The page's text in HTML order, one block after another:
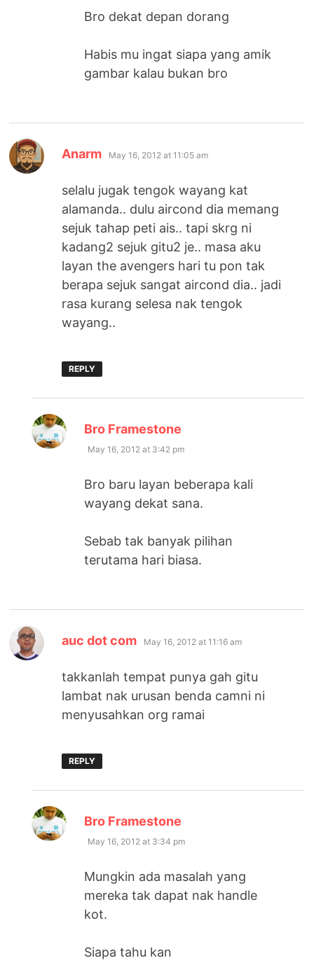
Bro dekat depan dorang
Habis mu ingat siapa yang amik
gambar kalau bukan bro
Anarm says:
May 16, 2012 at 11:05 am
selalu jugak tengok wayang kat
alamanda.. dulu aircond dia memang
sejuk tahap peti ais.. tapi skrg ni
kadang2 sejuk gitu2 je.. masa aku
layan the avengers hari tu pon tak
berapa sejuk sangat aircond dia.. jadi
rasa kurang selesa nak tengok
wayang..
REPLY
Bro Framestone
May 16, 2012 at 3:42 pm
Bro baru layan beberapa kali
wayang dekat sana.
Sebab tak banyak pilihan
terutama hari biasa.
auc dot com says:
May 16, 2012 at 11:16 am
takkanlah tempat punya gah gitu
lambat nak urusan benda camni ni
menyusahkan org ramai
REPLY
Bro Framestone
May 16, 2012 at 3:34 pm
Mungkin ada masalah yang
mereka tak dapat nak handle
kot.
Siapa tahu kan